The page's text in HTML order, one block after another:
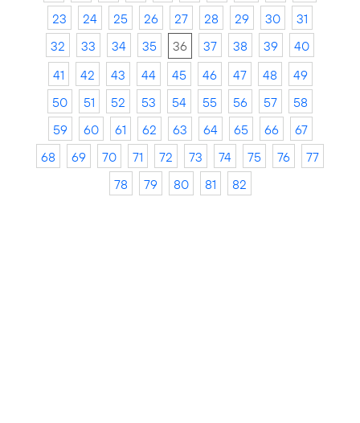
23
24 25 26 27 28 29 30
31
32
33 34 35 36 37 38 39
40
41
42 43 44 45 46 47 48
49
50
51 52 53 54 55 56 57
58
59
60 61 62 63 64 65 66
67
68
69 70 71 72 73 74 75 76
77
78
79 80 81 82